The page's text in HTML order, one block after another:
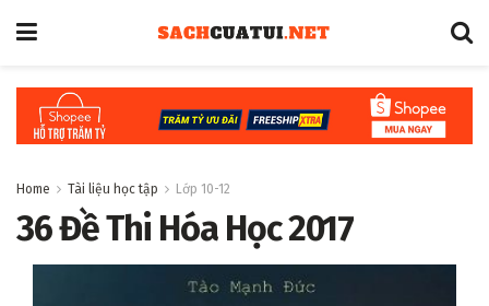
Home Tài liệu học tập Lớp 10-12
36 Đề Thi Hóa Học 2017